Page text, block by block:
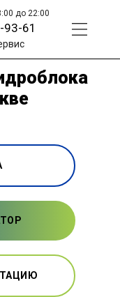
до 22:00
93-61